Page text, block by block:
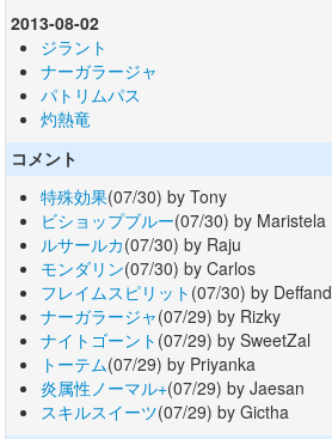
2013-08-02
ジラント
ナーガラージャ
パトリムパス
灼熱竜
コメント
特殊効果(07/30) by Tony
ビショップブルー(07/30) by Maristela
ルサールカ(07/30) by Raju
モンダリン(07/30) by Carlos
フレイムスピリット (07/30) by Deffand
ナーガラージャ(07/29) by Rizky
ナイトゴーント (07/29) by SweetZal
トーテム(07/29) by Priyanka
炎属性ノーマル+(07/29) by Jaesan
スキルスイーツ(07/29) by Gictha